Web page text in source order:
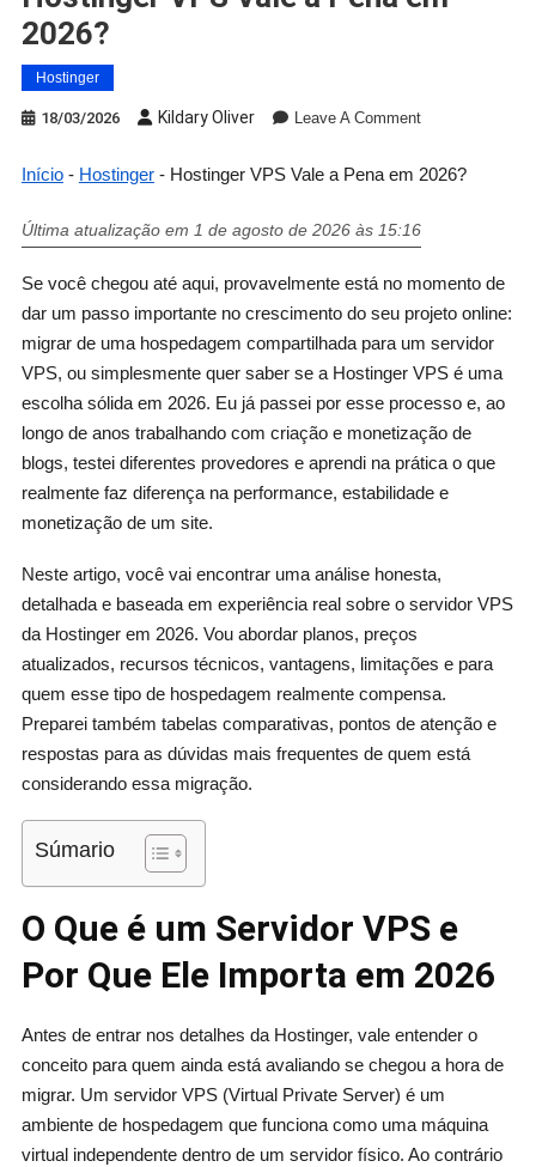
2026?
Hostinger
18/03/2026 Kildary Oliver Leave A Comment
Início- Hostinger- Hostinger VPS Vale a Pena em 2026?
Última atualização em 1 de agosto de 2026 às 15:16
Se você chegou até aqui, provavelmente está no momento de
dar um passo importante no crescimento do seu projeto online:
migrar de uma hospedagem compartilhada para um servidor
VPS, ou simplesmente quer saber se a Hostinger VPS é uma
escolha sólida em 2026. Eu já passei por esse processo e, ao
longo de anos trabalhando com criação e monetização de
blogs, testei diferentes provedores e aprendi na prática o que
realmente faz diferença na performance, estabilidade e
monetização de um site.
Neste artigo, você vai encontrar uma análise honesta,
detalhada e baseada em experiência real sobre o servidor VPS
da Hostinger em 2026. Vou abordar planos, preços
atualizados, recursos técnicos, vantagens, limitações e para
quem esse tipo de hospedagem realmente compensa.
Preparei também tabelas comparativas, pontos de atenção e
respostas para as dúvidas mais frequentes de quem está
considerando essa migração.
Súmario
O Que é um Servidor VPS e
Por Que Ele Importa em 2026
Antes de entrar nos detalhes da Hostinger, vale entender o
conceito para quem ainda está avaliando se chegou a hora de
migrar. Um servidor VPS (Virtual Private Server) é um
ambiente de hospedagem que funciona como uma máquina
virtual independente dentro de um servidor físico. Ao contrário